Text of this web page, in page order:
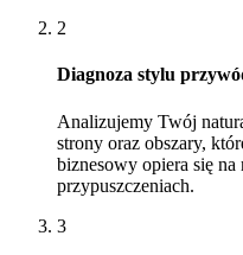
2
Diagnoza stylu
Analizujemy Twój
strony oraz obszary,
biznesowy opiera się na
przypuszczeniach.
3